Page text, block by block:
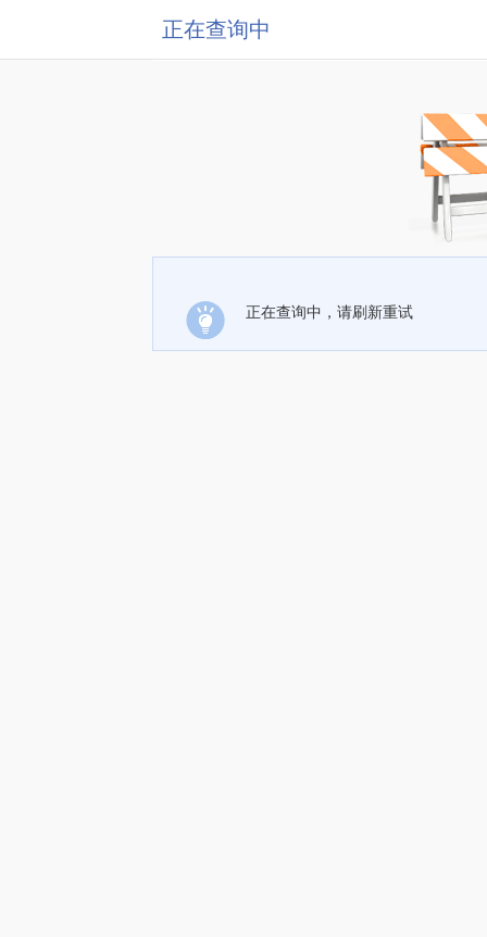
正在查询中
正在查询中，请刷新重试